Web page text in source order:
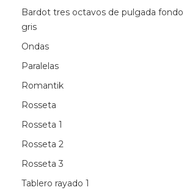
Bardot tres octavos de pulgada fondo
gris
Ondas
Paralelas
Romantik
Rosseta
Rosseta 1
Rosseta 2
Rosseta 3
Tablero rayado 1